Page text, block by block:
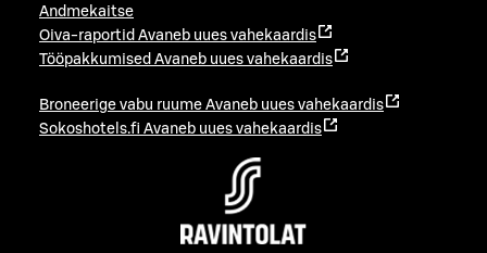
Andmekaitse
Oiva-raportid Avaneb uues vahekaardis
Tööpakkumised Avaneb uues vahekaardis
Broneerige vabu ruume Avaneb uues vahekaardis
Sokoshotels.fi Avaneb uues vahekaardis